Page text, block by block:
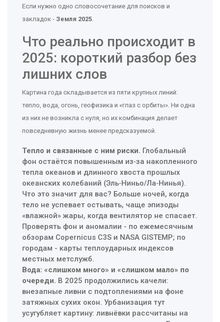
Если нужно одно словосочетание для поисков и
закладок - Земля 2025.
Что реально происходит в
2025: короткий разбор без
лишних слов
Картина года складывается из пяти крупных линий:
тепло, вода, огонь, геофизика и «глаз с орбиты». Ни одна
из них не возникла с нуля, но их комбинация делает
повседневную жизнь менее предсказуемой.
Тепло и связанные с ним риски. Глобальный
фон остаётся повышенным из‑за накопленного
тепла океанов и длинного хвоста прошлых
океанских колебаний (Эль‑Ниньо/Ла‑Нинья).
Что это значит для вас? Больше ночей, когда
тело не успевает остывать, чаще эпизоды
«влажной» жары, когда вентилятор не спасает.
Проверять фон и аномалии - по ежемесячным
обзорам Copernicus C3S и NASA GISTEMP; по
городам - карты теплоударных индексов
местных метслужб.
Вода: «слишком много» и «слишком мало» по
очереди. В 2025 продолжились качели:
внезапные ливни с подтоплениями на фоне
затяжных сухих окон. Урбанизация тут
усугубляет картину: ливнёвки рассчитаны на